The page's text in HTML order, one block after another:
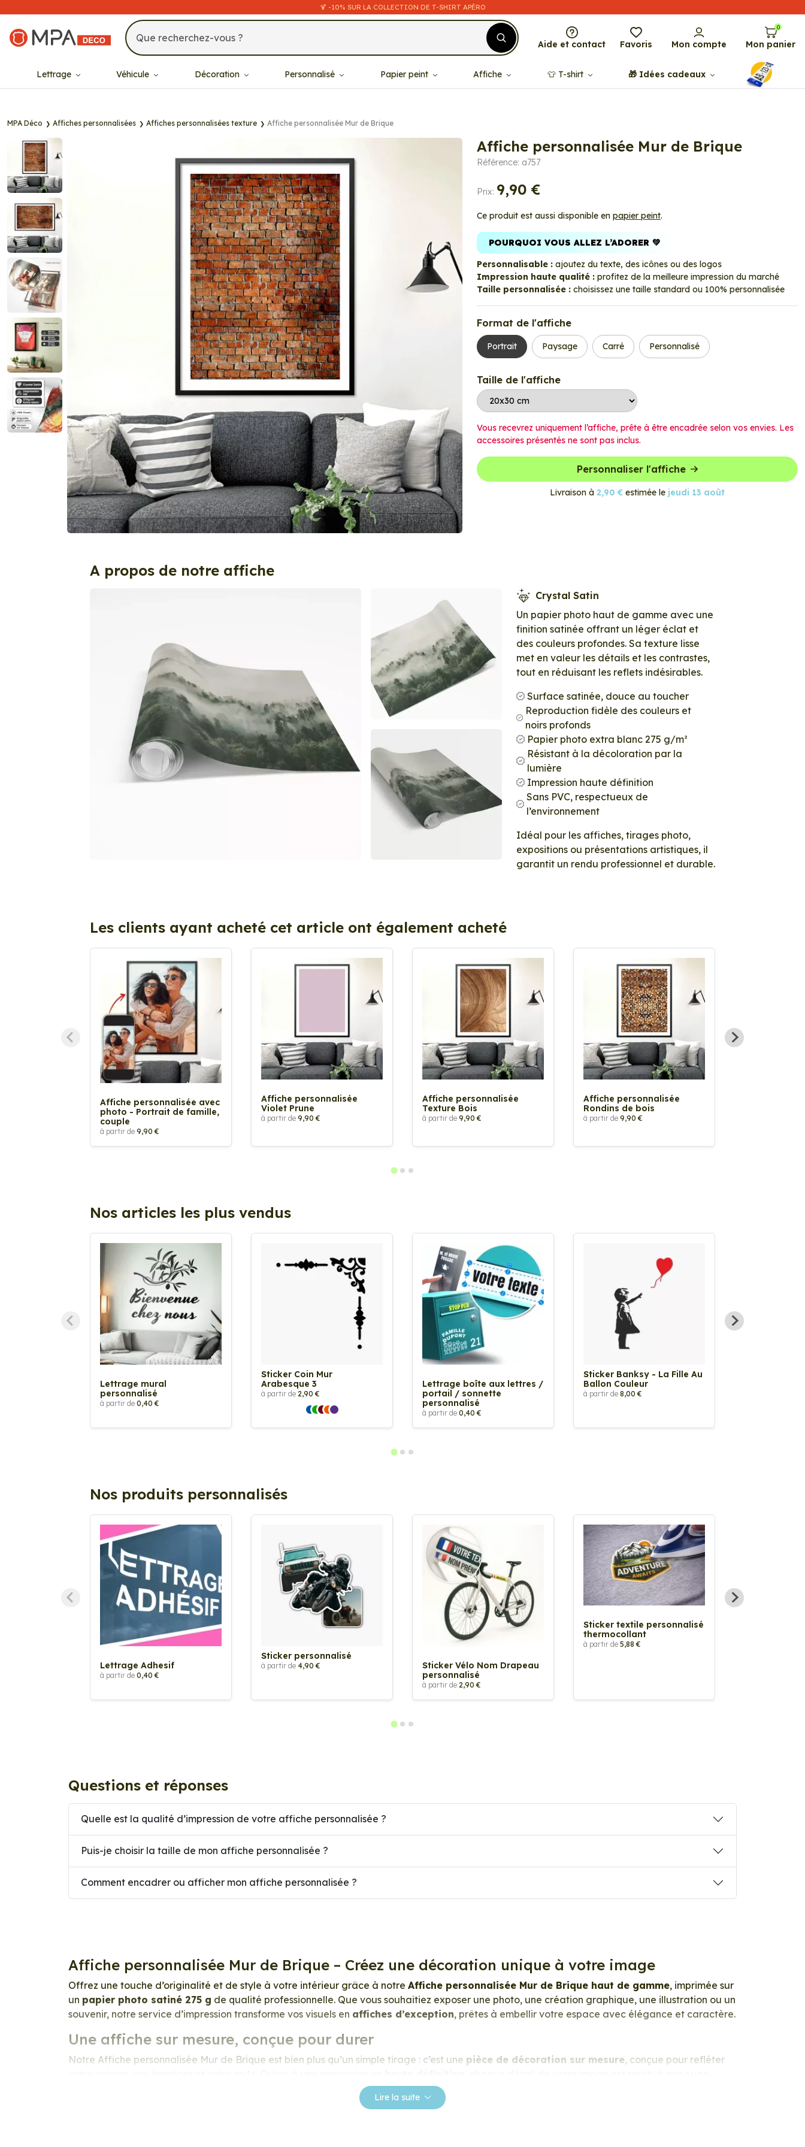
🍹 -10% SUR LA COLLECTION DE T-SHIRT APÉRO
MPA Déco
Aide et contact Favoris Mon compte
0
Mon panier
Lettrage Véhicule Décoration Personnalisé Papier peint Affiche 👕​​ T-shirt 🎁​ Idées cadeaux
MPA Déco Affiches personnalisées Affiches personnalisées texture Affiche personnalisée Mur de Brique
Affiche personnalisée Mur de Brique
Référence: a757
Prix: 9,90 €
Ce produit est aussi disponible en papier peint.
POURQUOI VOUS ALLEZ L’ADORER 💚
Personnalisable : ajoutez du texte, des icônes ou des logos
Impression haute qualité : profitez de la meilleure impression du marché
Taille personnalisée : choisissez une taille standard ou 100% personnalisée
Format de l'affiche
Portrait Paysage Carré Personnalisé
Taille de l'affiche
Vous recevrez uniquement l’affiche, prête à être encadrée selon vos envies. Les
accessoires présentés ne sont pas inclus.
Personnaliser l'affiche
Livraison à 2,90 € estimée le jeudi 13 août
A propos de notre affiche
Crystal Satin
Un papier photo haut de gamme avec une
finition satinée offrant un léger éclat et
des couleurs profondes. Sa texture lisse
met en valeur les détails et les contrastes,
tout en réduisant les reflets indésirables.
Surface satinée, douce au toucher
Reproduction fidèle des couleurs et
noirs profonds
Papier photo extra blanc 275 g/m²
Résistant à la décoloration par la
lumière
Impression haute définition
Sans PVC, respectueux de
l’environnement
Idéal pour les affiches, tirages photo,
expositions ou présentations artistiques, il
garantit un rendu professionnel et durable.
Les clients ayant acheté cet article ont également acheté
Affiche personnalisée avec
photo - Portrait de famille,
couple
à partir de 9,90 €
Affiche personnalisée
Violet Prune
à partir de 9,90 €
Affiche personnalisée
Texture Bois
à partir de 9,90 €
Affiche personnalisée
Rondins de bois
à partir de 9,90 €
Nos articles les plus vendus
Lettrage mural
personnalisé
à partir de 0,40 €
Sticker Coin Mur
Arabesque 3
à partir de 2,90 €
Lettrage boîte aux lettres /
portail / sonnette
personnalisé
à partir de 0,40 €
Sticker Banksy - La Fille Au
Ballon Couleur
à partir de 8,00 €
Nos produits personnalisés
Lettrage Adhesif
à partir de 0,40 €
Sticker personnalisé
à partir de 4,90 €
Sticker Vélo Nom Drapeau
personnalisé
à partir de 2,90 €
Sticker textile personnalisé
thermocollant
à partir de 5,88 €
Questions et réponses
Quelle est la qualité d’impression de votre affiche personnalisée ?
Puis-je choisir la taille de mon affiche personnalisée ?
Comment encadrer ou afficher mon affiche personnalisée ?
Affiche personnalisée Mur de Brique – Créez une décoration unique à votre image
Offrez une touche d’originalité et de style à votre intérieur grâce à notre Affiche personnalisée Mur de Brique haut de gamme, imprimée sur
un papier photo satiné 275 g de qualité professionnelle. Que vous souhaitiez exposer une photo, une création graphique, une illustration ou un
souvenir, notre service d’impression transforme vos visuels en affiches d’exception, prêtes à embellir votre espace avec élégance et caractère.
Une affiche sur mesure, conçue pour durer
Notre Affiche personnalisée Mur de Brique est bien plus qu’un simple tirage : c’est une pièce de décoration sur mesure, conçue pour refléter
précision exceptionnelle. Les couleurs sont éclatantes, les contrastes profonds, et la texture satinée du papier photo apporte un rendu à la fois
Lire la suite